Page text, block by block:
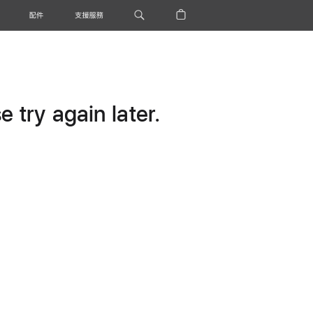
配件 支援服務
try again later.